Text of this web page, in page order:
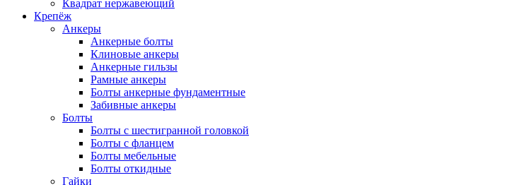
Квадрат нержавеющий
Крепёж
Анкеры
Анкерные болты
Клиновые анкеры
Анкерные гильзы
Рамные анкеры
Болты анкерные фундаментные
Забивные анкеры
Болты
Болты с шестигранной головкой
Болты с фланцем
Болты мебельные
Болты откидные
Гайки